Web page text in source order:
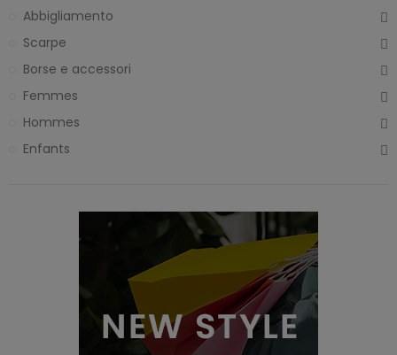
Abbigliamento
Scarpe
Borse e accessori
Femmes
Hommes
Enfants